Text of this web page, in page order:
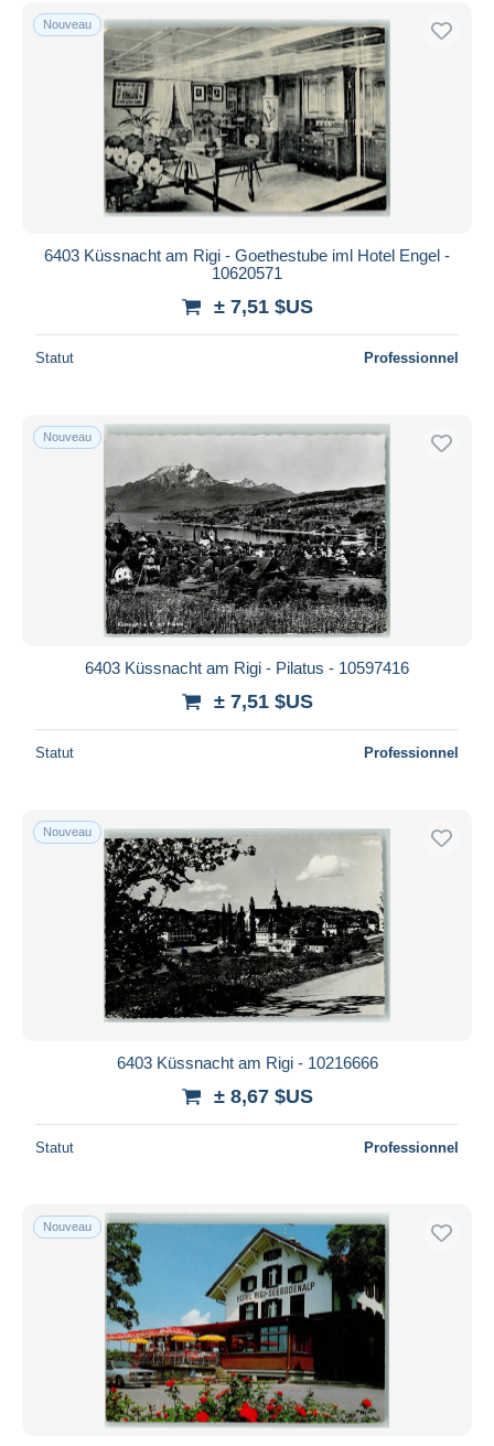
Uniquement en réduction
Livraison gratuite
Méthodes de paiement
PayPal
Virement bancaire
Visa
Mastercard
iDeal
Appliquer
Nouveau
6403 Küssnacht am Rigi - Goethestube iml Hotel Engel -
10620571
± 7,51 $US
Statut Professionnel
Nouveau
6403 Küssnacht am Rigi - Pilatus - 10597416
± 7,51 $US
Statut Professionnel
Nouveau
6403 Küssnacht am Rigi - 10216666
± 8,67 $US
Statut Professionnel
Nouveau